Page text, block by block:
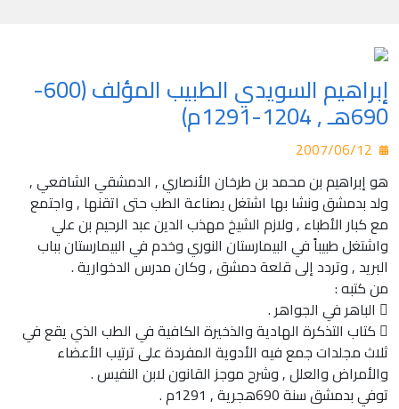
إبراهيم السويدي الطبيب المؤلف (600-
690هـ , 1204-1291م)
هو إبراهيم بن محمد بن طرخان الأنصاري , الدمشقي الشافعي ,
ولد بدمشق ونشا بها اشتغل بصناعة الطب حتى اتقنها , واجتمع
مع كبار الأطباء , ولازم الشيخ مهذب الدين عبد الرحيم بن علي
واشتغل طبيباً في البيمارستان النوري وخدم في البيمارستان بباب
البريد , وتردد إلى قلعة دمشق , وكان مدرس الدخوارية .
من كتبه :
 الباهر في الجواهر .
 كتاب التذكرة الهادية والذخيرة الكافية في الطب الذي يقع في
ثلاث مجلدات جمع فيه الأدوية المفردة على ترتيب الأعضاء
والأمراض والعلل , وشرح موجز القانون لابن النفيس .
توفي بدمشق سنة 690هجرية , 1291م .